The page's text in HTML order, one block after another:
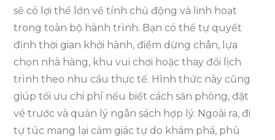
sẽ có lợi thế lớn về tính chủ động và linh hoạt
trong toàn bộ hành trình. Bạn có thể tự quyết
định thời gian khởi hành, điểm dừng chân, lựa
chọn nhà hàng, khu vui chơi hoặc thay đổi lịch
trình theo nhu cầu thực tế. Hình thức này cũng
giúp tối ưu chi phí nếu biết cách săn phòng, đặt
vé trước và quản lý ngân sách hợp lý. Ngoài ra, đi
tự túc mang lại cảm giác tự do khám phá, phù